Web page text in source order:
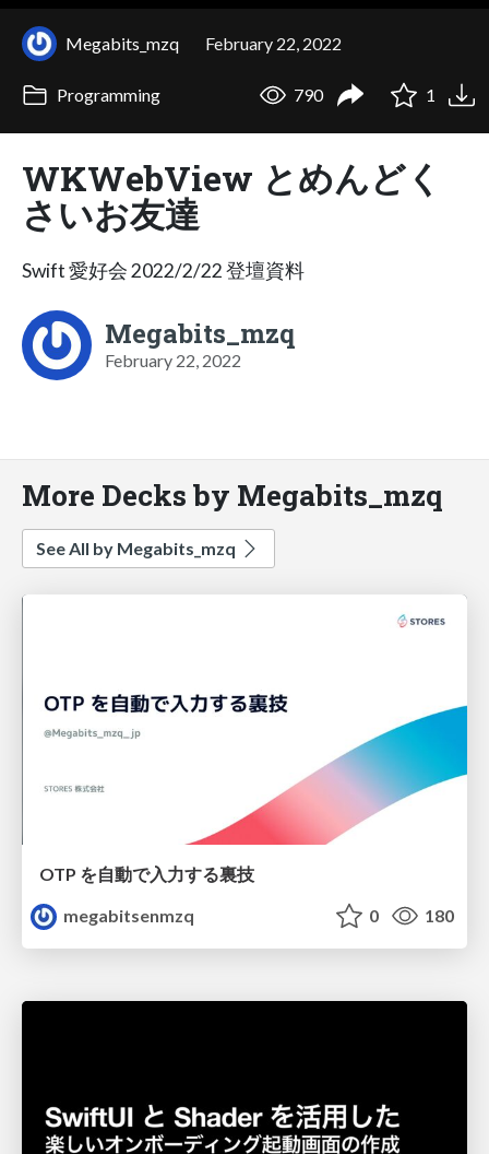
Megabits_mzq February 22, 2022
Programming 790 1
WKWebView とめんどく
さいお友達
Swift 愛好会 2022/2/22 登壇資料
Megabits_mzq
February 22, 2022
More Decks by Megabits_mzq
See All by Megabits_mzq
OTP を自動で入力する裏技
megabitsenmzq
0 180